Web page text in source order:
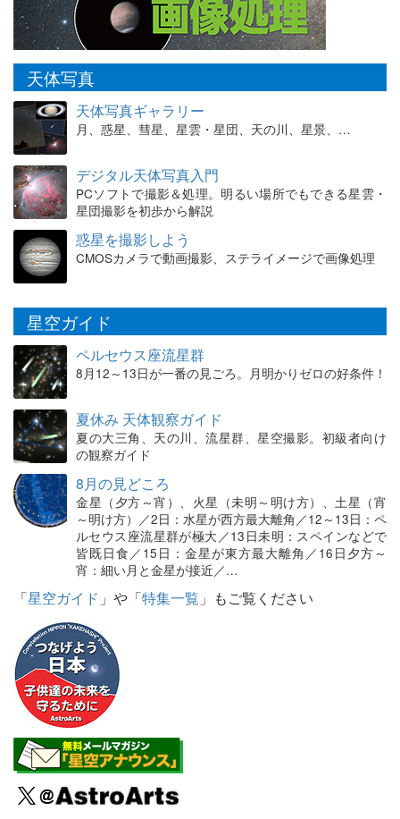
天体写真
天体写真ギャラリー
月、惑星、彗星、星雲・星団、天の川、星景、…
デジタル天体写真入門
PCソフトで撮影＆処理。明るい場所でもできる星雲・
星団撮影を初歩から解説
惑星を撮影しよう
CMOSカメラで動画撮影、ステライメージで画像処理
星空ガイド
ペルセウス座流星群
8月12～13日が一番の見ごろ。月明かりゼロの好条件！
夏休み 天体観察ガイド
夏の大三角、天の川、流星群、星空撮影。初級者向け
の観察ガイド
8月の見どころ
金星（夕方～宵）、火星（未明～明け方）、土星（宵
～明け方）／2日：水星が西方最大離角／12～13日：ペ
ルセウス座流星群が極大／13日未明：スペインなどで
皆既日食／15日：金星が東方最大離角／16日夕方～
宵：細い月と金星が接近／…
「星空ガイド 」や「特集一覧 」もご覧ください